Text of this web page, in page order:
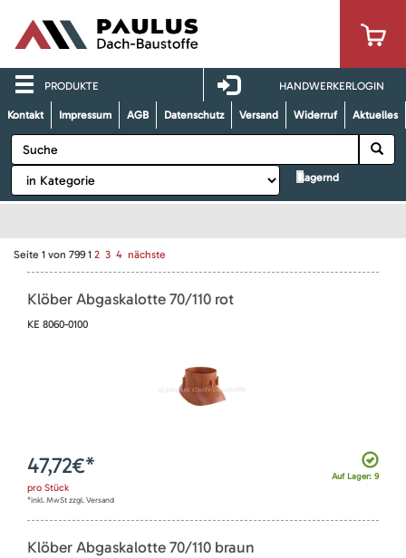
PRODUKTE HANDWERKERLOGIN
Kontakt Impressum AGB Datenschutz Versand Widerruf Aktuelles
lagernd
Seite 1 von 799 1 2 3 4 nächste
Klöber Abgaskalotte 70/110 rot
KE 8060-0100
Auf Lager: 9
47,72€*
pro Stück
*inkl. MwSt zzgl. Versand
Klöber Abgaskalotte 70/110 braun